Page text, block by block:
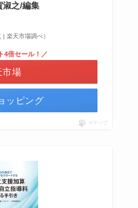
之/編集
楽天市場調べ）
4倍セール！／
市場
ッピング
ポチップ